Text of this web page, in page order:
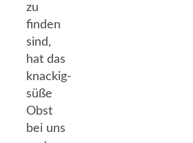
zu
finden
sind,
hat das
knackig-
süße
Obst
bei uns